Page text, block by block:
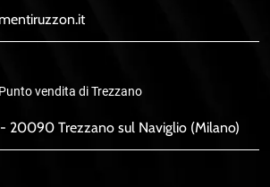
Punto vendita di Trezzano
20090 Trezzano sul Naviglio (Milano)